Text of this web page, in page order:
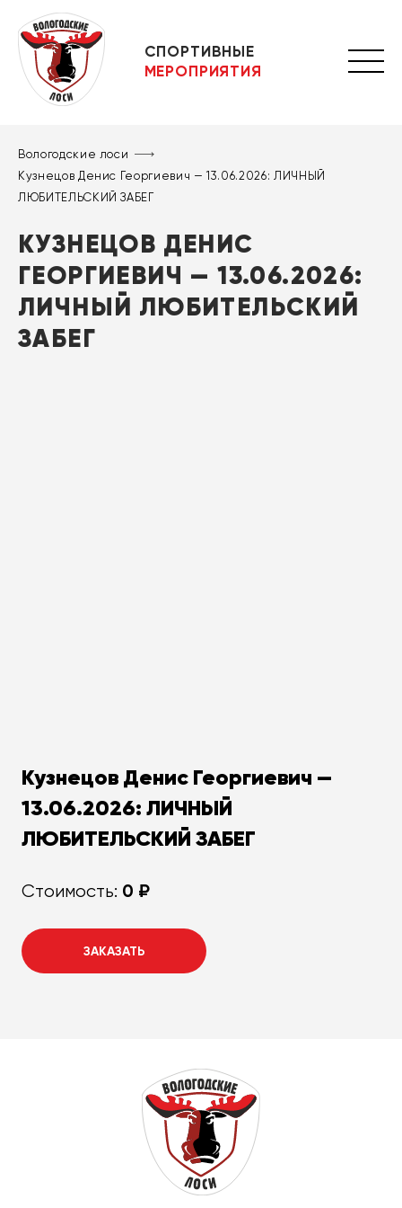
СПОРТИВНЫЕ
МЕРОПРИЯТИЯ
Вологодские лоси
Кузнецов Денис Георгиевич — 13.06.2026: ЛИЧНЫЙ
ЛЮБИТЕЛЬСКИЙ ЗАБЕГ
КУЗНЕЦОВ ДЕНИС
ГЕОРГИЕВИЧ — 13.06.2026:
ЛИЧНЫЙ ЛЮБИТЕЛЬСКИЙ
ЗАБЕГ
Кузнецов Денис Георгиевич —
13.06.2026: ЛИЧНЫЙ
ЛЮБИТЕЛЬСКИЙ ЗАБЕГ
Стоимость: 0 ₽
ЗАКАЗАТЬ